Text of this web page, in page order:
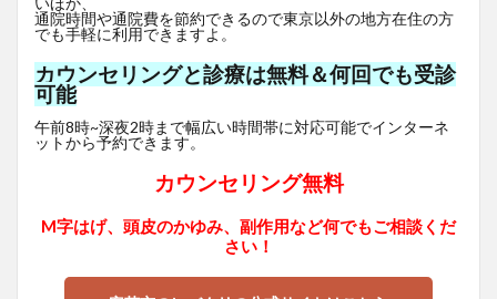
通院時間や通院費を節約できるので東京以外の地方在住の方
でも手軽に利用できますよ。
カウンセリングと診療は無料＆何回でも受診
可能
午前8時~深夜2時まで幅広い時間帯に対応可能でインターネ
ットから予約できます。
カウンセリング無料
M字はげ、頭皮のかゆみ、副作用など何でもご相談くだ
さい！